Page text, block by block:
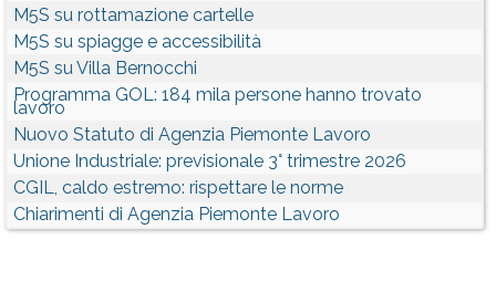
M5S su rottamazione cartelle
M5S su spiagge e accessibilità
M5S su Villa Bernocchi
Programma GOL: 184 mila persone hanno trovato
lavoro
Nuovo Statuto di Agenzia Piemonte Lavoro
Unione Industriale: previsionale 3° trimestre 2026
CGIL, caldo estremo: rispettare le norme
Chiarimenti di Agenzia Piemonte Lavoro